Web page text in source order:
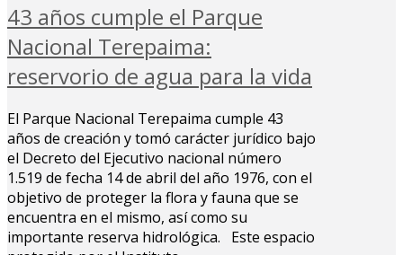
43 años cumple el Parque
Nacional Terepaima:
reservorio de agua para la vida
El Parque Nacional Terepaima cumple 43
años de creación y tomó carácter jurídico bajo
el Decreto del Ejecutivo nacional número
1.519 de fecha 14 de abril del año 1976, con el
objetivo de proteger la flora y fauna que se
encuentra en el mismo, así como su
importante reserva hidrológica. Este espacio